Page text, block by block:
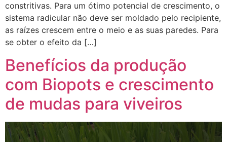
constritivas. Para um ótimo potencial de crescimento, o
sistema radicular não deve ser moldado pelo recipiente,
as raízes crescem entre o meio e as suas paredes. Para
se obter o efeito da […]
Benefícios da produção
com Biopots e crescimento
de mudas para viveiros